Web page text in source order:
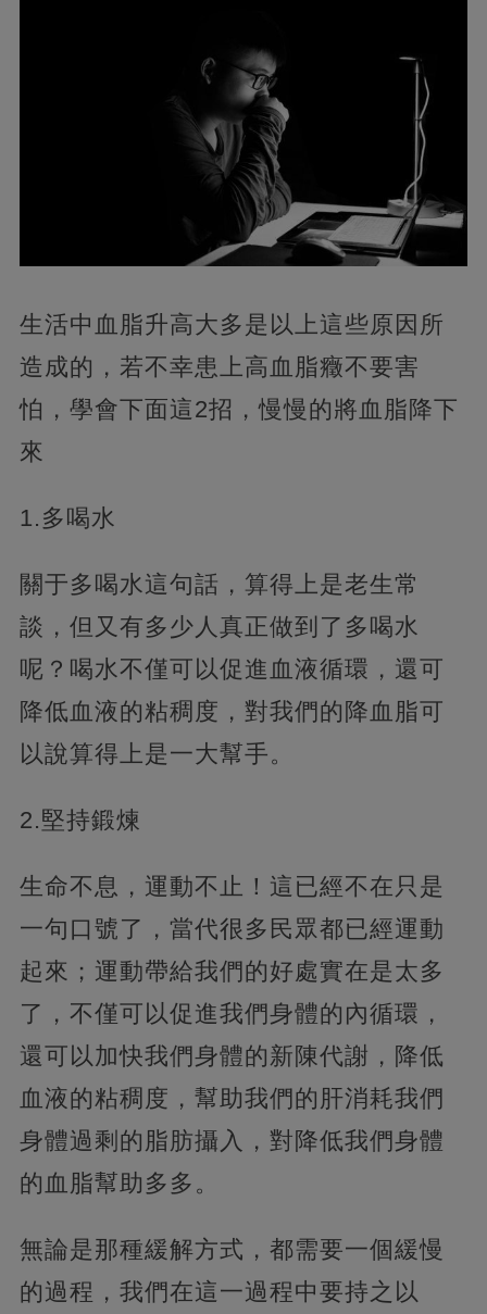
生活中血脂升高大多是以上這些原因所
造成的，若不幸患上高血脂癥不要害
怕，學會下面這2招，慢慢的將血脂降下
來
1.多喝水
關于多喝水這句話，算得上是老生常
談，但又有多少人真正做到了多喝水
呢？喝水不僅可以促進血液循環，還可
降低血液的粘稠度，對我們的降血脂可
以說算得上是一大幫手。
2.堅持鍛煉
生命不息，運動不止！這已經不在只是
一句口號了，當代很多民眾都已經運動
起來；運動帶給我們的好處實在是太多
了，不僅可以促進我們身體的內循環，
還可以加快我們身體的新陳代謝，降低
血液的粘稠度，幫助我們的肝消耗我們
身體過剩的脂肪攝入，對降低我們身體
的血脂幫助多多。
無論是那種緩解方式，都需要一個緩慢
的過程，我們在這一過程中要持之以